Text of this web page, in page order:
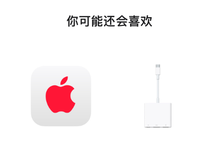
你可能还会喜欢